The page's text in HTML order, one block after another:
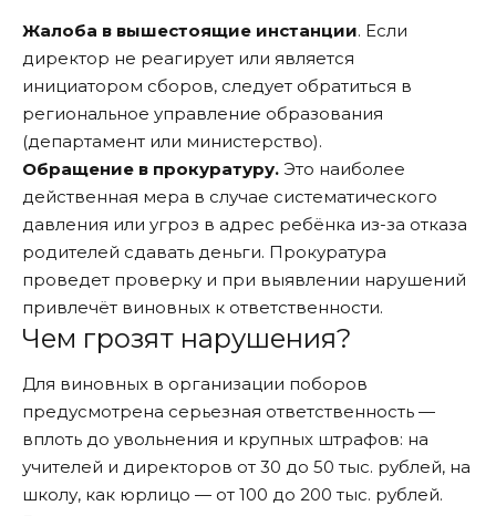
Жалоба в вышестоящие инстанции. Если
директор не реагирует или является
инициатором сборов, следует обратиться в
региональное управление образования
(департамент или министерство).
Обращение в прокуратуру. Это наиболее
действенная мера в случае систематического
давления или угроз в адрес ребёнка из-за отказа
родителей сдавать деньги. Прокуратура
проведет проверку и при выявлении нарушений
привлечёт виновных к ответственности.
Чем грозят нарушения?
Для виновных в организации поборов
предусмотрена серьезная ответственность —
вплоть до увольнения и крупных штрафов: на
учителей и директоров от 30 до 50 тыс. рублей, на
школу, как юрлицо — от 100 до 200 тыс. рублей.